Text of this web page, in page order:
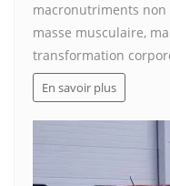
macronutriments
masse musculaire,
transformation
En savoir plus